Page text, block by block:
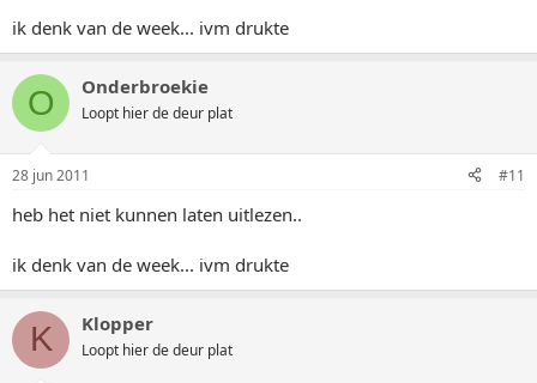
ik denk van de week... ivm drukte
O Onderbroekie
Loopt hier de deur plat
28 jun 2011 #11
heb het niet kunnen laten uitlezen..
ik denk van de week... ivm drukte
K Klopper
Loopt hier de deur plat